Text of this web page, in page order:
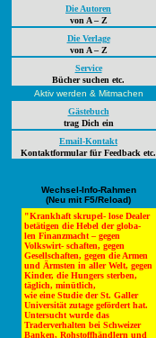
Die Autoren
von A – Z
Die Verlage
von A – Z
Service
Bücher suchen etc.
Aktiv werden & Mitmachen
Gästebuch
trag Dich ein
Email-Kontakt
Kontaktformular für Feedback etc.
Wechsel-Info-Rahmen
(Neu mit F5/Reload)
"Krankhaft skrupel- lose Dealer
betätigen die Hebel der globa-
len Finanzmacht – gegen
Volkswirt- schaften, gegen
Gesellschaften, gegen die Armen
und Ärmsten in aller Welt, gegen
Kinder, die Hungers sterben,
täglich, minütlich,
wie eine Studie der St. Galler
Universität zutage gefördert hat.
Untersucht wurde das
Traderverhalten bei Schweizer
Banken, Rohstoffhändlern und